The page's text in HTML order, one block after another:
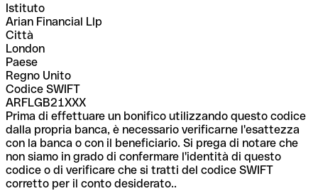
Istituto
Arian Financial Llp
Città
London
Paese
Regno Unito
Codice SWIFT
ARFLGB21XXX
Prima di effettuare un bonifico utilizzando questo codice
dalla propria banca, è necessario verificarne l'esattezza
con la banca o con il beneficiario. Si prega di notare che
non siamo in grado di confermare l'identità di questo
codice o di verificare che si tratti del codice SWIFT
corretto per il conto desiderato..